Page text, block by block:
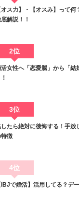
オス力】・【オスみ】って
解説！！
2位
女性へ「恋愛脳」から「結
3位
たら絶対に後悔する！手放
徴
4位
IBJで婚活】活用してる？デ